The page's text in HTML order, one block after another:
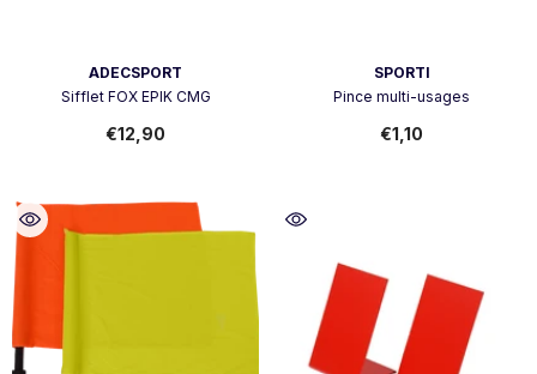
ADECSPORT
Sifflet FOX EPIK CMG
€12,90
SPORTI
Pince multi-usages
€1,10